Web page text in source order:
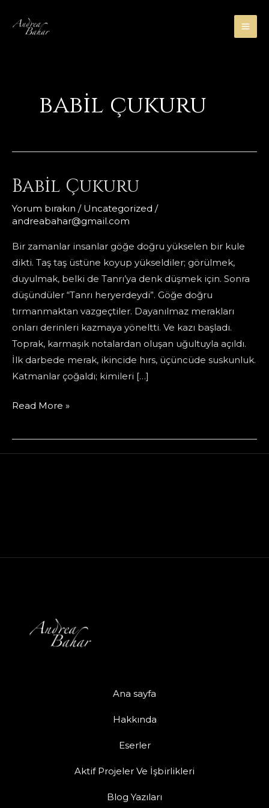
atla
babil çukuru
Babil Çukuru
Yorum bırakın / Uncategorized /
andreabahar@gmail.com
Bir zamanlar insanlar göğe doğru yükselen bir kule
dikti. Taş taş üstüne koyup yükseldiler; görülmek,
duyulmak, belki de Tanrı’ya denk düşmek için. Sonra
düşündüler “Tanrı heryerdeydi”. Göğe doğru
tırmanmaktan vazgeçtiler. Dayanılmaz merakları
onları derinleri kazmaya yöneltti. Ve kazı başladı.
Toprak, karmaşık notalardan oluşan uğultuyla açıldı.
İlk darbede merak, ikincide hırs, üçüncüde suskunluk.
Katmanlar çoğaldı; kimileri […]
Babil
Read More »
Ana sayfa
Hakkında
Eserler
Aktif Projeler Ve İşbirlikleri
Blog Yazıları